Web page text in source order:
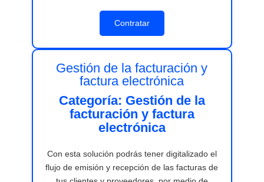
Contratar
Gestión de la facturación y
factura electrónica
Categoría: Gestión de la
facturación y factura
electrónica
Con esta solución podrás tener digitalizado el
flujo de emisión y recepción de las facturas de